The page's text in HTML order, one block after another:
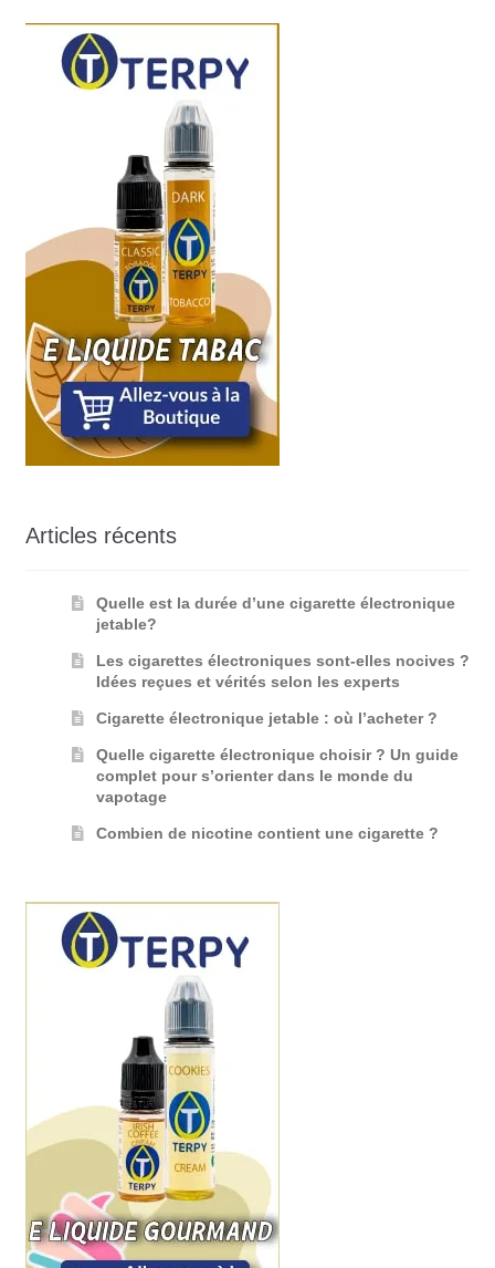
Articles récents
Quelle est la durée d’une cigarette électronique
jetable?
Les cigarettes électroniques sont-elles nocives ?
Idées reçues et vérités selon les experts
Cigarette électronique jetable : où l’acheter ?
Quelle cigarette électronique choisir ? Un guide
complet pour s’orienter dans le monde du
vapotage
Combien de nicotine contient une cigarette ?